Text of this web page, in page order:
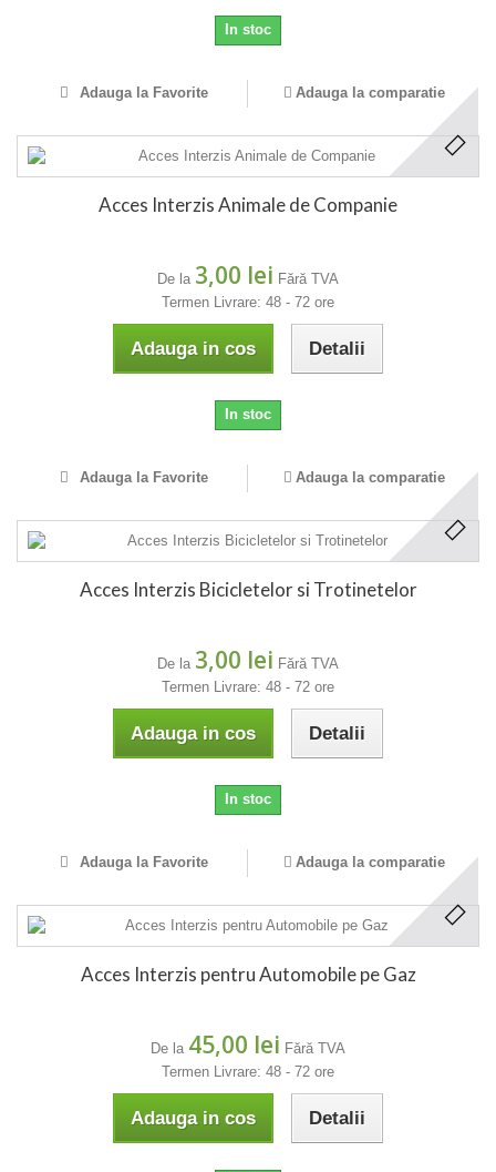
In stoc
Adauga la Favorite Adauga la comparatie
Acces Interzis Animale de Companie
De la 3,00 lei Fără TVA
Termen Livrare: 48 - 72 ore
Adauga in cos Detalii
In stoc
Adauga la Favorite Adauga la comparatie
Acces Interzis Bicicletelor si Trotinetelor
De la 3,00 lei Fără TVA
Termen Livrare: 48 - 72 ore
Adauga in cos Detalii
In stoc
Adauga la Favorite Adauga la comparatie
Acces Interzis pentru Automobile pe Gaz
De la 45,00 lei Fără TVA
Termen Livrare: 48 - 72 ore
Adauga in cos Detalii